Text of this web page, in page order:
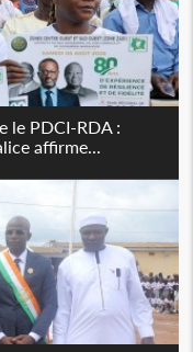
le PDCI-RDA :
affirme...